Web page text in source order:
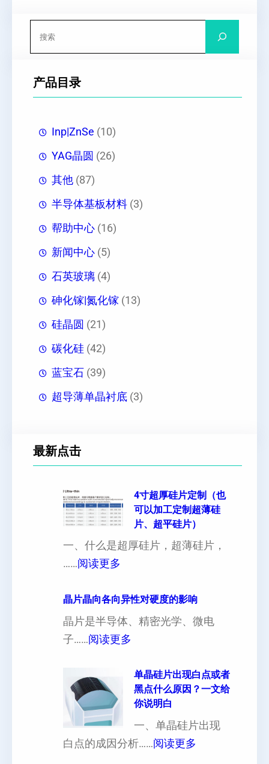
产品目录
Inp|ZnSe (10)
YAG晶圆 (26)
其他 (87)
半导体基板材料 (3)
帮助中心 (16)
新闻中心 (5)
石英玻璃 (4)
砷化镓|氮化镓 (13)
硅晶圆 (21)
碳化硅 (42)
蓝宝石 (39)
超导薄单晶衬底 (3)
最新点击
4寸超厚硅片定制（也
可以加工定制超薄硅
片、超平硅片）
一、什么是超厚硅片，超薄硅片，
……阅读更多
寸
超
厚
也
晶片晶向各向异性对硬度的影响
晶片是半导体、精密光学、微电
子……阅读更多
片
晶
向
各
向
单晶硅片出现白点或者
黑点什么原因？一文给
你说明白
一、单晶硅片出现
白点的成因分析……阅读更多